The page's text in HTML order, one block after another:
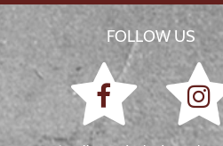
FOLLOW US